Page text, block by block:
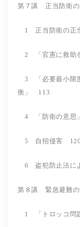
第７講 正当防衛
1 正当防衛の
2 「官憲に救助
3 「必要最小限
衡」 113
4 「防衛の意
5 自招侵害 120
6 盗犯防止法に
第８講 緊急避難
1 「トロッコ問